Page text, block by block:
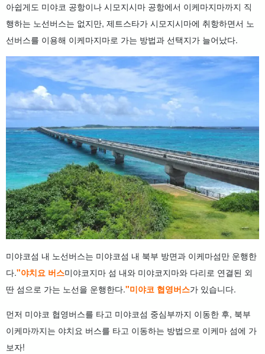
아쉽게도 미야코 공항이나 시모지시마 공항에서 이케마지마까지 직
행하는 노선버스는 없지만, 제트스타가 시모지시마에 취항하면서 노
선버스를 이용해 이케마지마로 가는 방법과 선택지가 늘어났다.
미야코섬 내 노선버스는 미야코섬 내 북부 방면과 이케마섬만 운행한
다."야치요 버스미야코지마 섬 내와 미야코지마와 다리로 연결된 외
딴 섬으로 가는 노선을 운행한다."미야코 협영버스가 있습니다.
먼저 미야코 협영버스를 타고 미야코섬 중심부까지 이동한 후, 북부
이케마까지는 야치요 버스를 타고 이동하는 방법으로 이케마 섬에 가
보자!